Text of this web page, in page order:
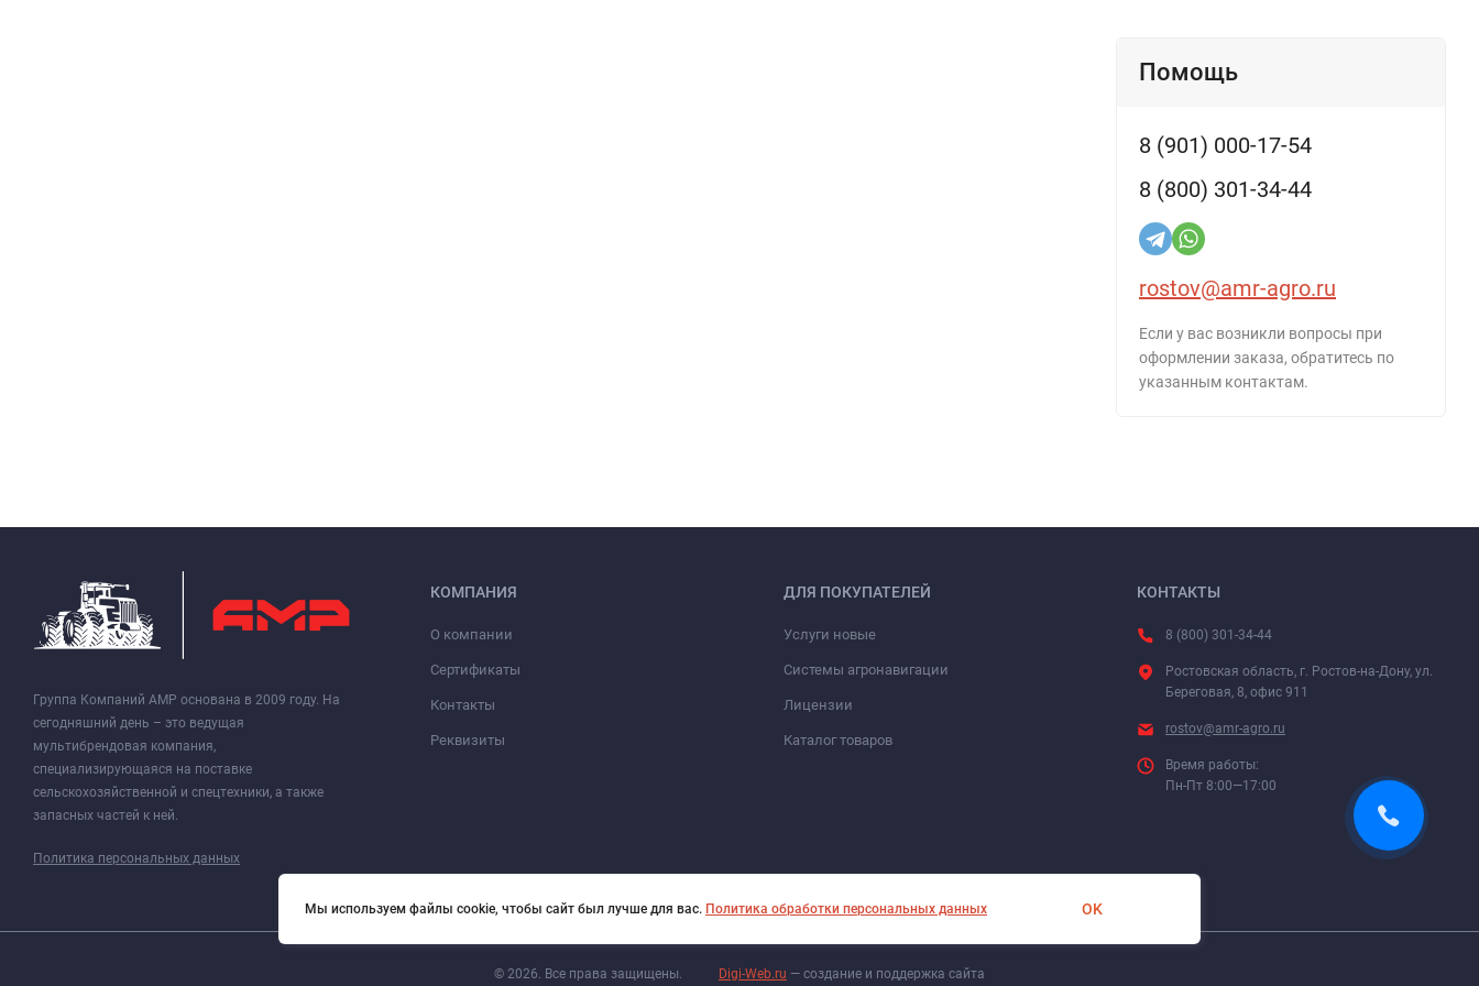
Помощь
8 (901) 000-17-54
8 (800) 301-34-44
rostov@amr-agro.ru
Если у вас возникли вопросы при
оформлении заказа, обратитесь по
указанным контактам.
Группа Компаний АМР основана в 2009 году. На
сегодняшний день – это ведущая
мультибрендовая компания,
специализирующаяся на поставке
сельскохозяйственной и спецтехники, а также
запасных частей к ней.
Политика персональных данных
КОМПАНИЯ
О компании
Сертификаты
Контакты
Реквизиты
ДЛЯ ПОКУПАТЕЛЕЙ
Услуги новые
Системы агронавигации
Лицензии
Каталог товаров
КОНТАКТЫ
8 (800) 301-34-44
Ростовская область, г. Ростов-на-Дону, ул.
Береговая, 8, офис 911
rostov@amr-agro.ru
Время работы:
Пн-Пт 8:00—17:00
© 2026. Все права защищены. Digi-Web.ru — создание и поддержка сайта
Мы используем файлы cookie, чтобы сайт был лучше для вас. Политика обработки персональных данных OK